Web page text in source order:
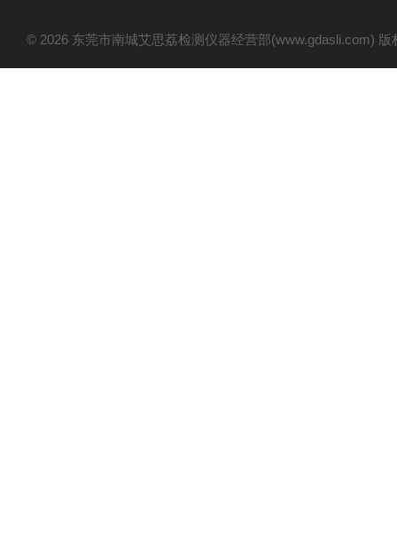
© 2026 东莞市南城艾思荔检测仪器经营部(www.gdasli.com)